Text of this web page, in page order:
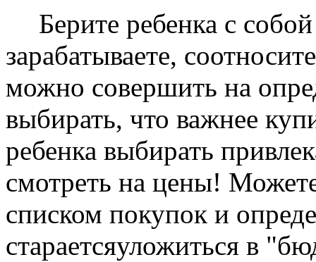
Берите ребенка с
зарабатываете,
можно совершить на
выбирать, что важнее
ребенка выбирать
смотреть на цены!
списком покупок и
стараетсяуложиться в